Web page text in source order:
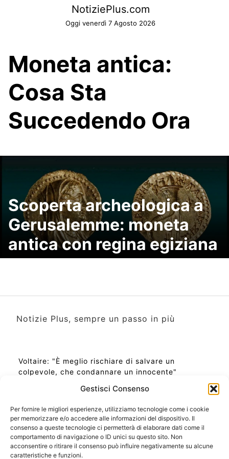
Gestisci Consenso
Per fornire le migliori esperienze, utilizziamo tecnologie come i cookie
per memorizzare e/o accedere alle informazioni del dispositivo. Il
consenso a queste tecnologie ci permetterà di elaborare dati come il
comportamento di navigazione o ID unici su questo sito. Non
acconsentire o ritirare il consenso può influire negativamente su alcune
caratteristiche e funzioni.
NotiziePlus.com
Oggi venerdì 7 Agosto 2026
Moneta antica:
Cosa Sta
Succedendo Ora
Scoperta archeologica a
Gerusalemme: moneta
antica con regina egiziana
Notizie Plus, sempre un passo in più
Voltaire: "È meglio rischiare di salvare un
colpevole, che condannare un innocente"
Ora Esatta in Italia in questo momento
Ti Senti Strano Ultimamente? Potrebbe Essere per
la Risonanza di Schumann
Come Sapere Se Stai Ascendendo alla Quinta